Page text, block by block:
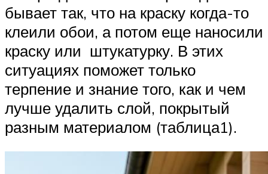
бывает так, что на краску когда-то
клеили обои, а потом еще наносили
краску или штукатурку. В этих
ситуациях поможет только
терпение и знание того, как и чем
лучше удалить слой, покрытый
разным материалом (таблица1).